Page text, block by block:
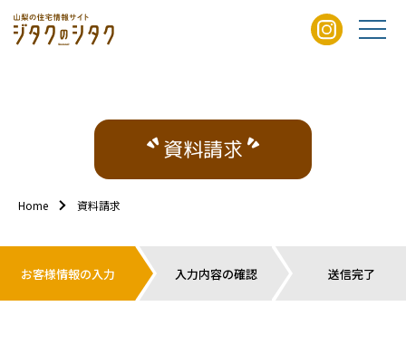
資料請求
Home 資料請求
お客様情報の入力 入力内容の確認 送信完了